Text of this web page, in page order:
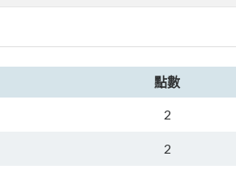
點數
2
2